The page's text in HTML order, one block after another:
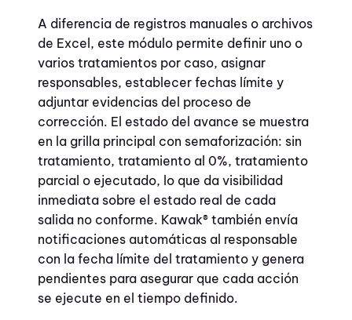
A diferencia de registros manuales o archivos
de Excel, este módulo permite definir uno o
varios tratamientos por caso, asignar
responsables, establecer fechas límite y
adjuntar evidencias del proceso de
corrección. El estado del avance se muestra
en la grilla principal con semaforización: sin
tratamiento, tratamiento al 0%, tratamiento
parcial o ejecutado, lo que da visibilidad
inmediata sobre el estado real de cada
salida no conforme. Kawak® también envía
notificaciones automáticas al responsable
con la fecha límite del tratamiento y genera
pendientes para asegurar que cada acción
se ejecute en el tiempo definido.